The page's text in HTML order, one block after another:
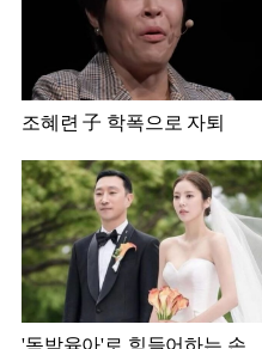
조혜련 子 학폭으로 자퇴
'독박육아'로 힘들어하는 손